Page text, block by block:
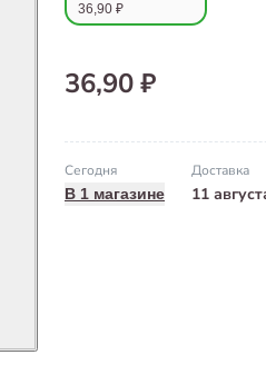
36,90 ₽
36,90 ₽
Сегодня
В 1 магазине
Доставка
11